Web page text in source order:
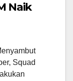
Naik
Squad